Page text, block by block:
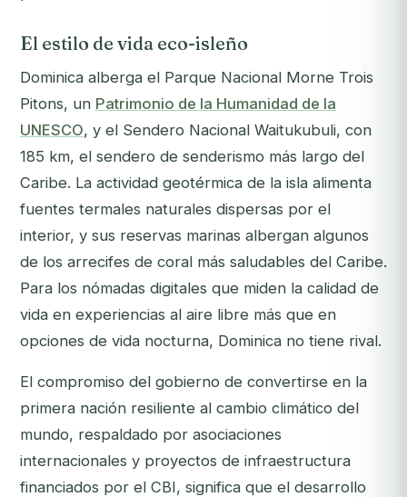
El estilo de vida eco-isleño
Dominica alberga el Parque Nacional Morne Trois
Pitons, un Patrimonio de la Humanidad de la
UNESCO, y el Sendero Nacional Waitukubuli, con
185 km, el sendero de senderismo más largo del
Caribe. La actividad geotérmica de la isla alimenta
fuentes termales naturales dispersas por el
interior, y sus reservas marinas albergan algunos
de los arrecifes de coral más saludables del Caribe.
Para los nómadas digitales que miden la calidad de
vida en experiencias al aire libre más que en
opciones de vida nocturna, Dominica no tiene rival.
El compromiso del gobierno de convertirse en la
primera nación resiliente al cambio climático del
mundo, respaldado por asociaciones
internacionales y proyectos de infraestructura
financiados por el CBI, significa que el desarrollo